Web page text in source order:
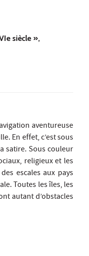
siècle »,
aventureuse
En effet, c’est sous
satire. Sous couleur
religieux et les
escales aux pays
Toutes les îles, les
autant d’obstacles